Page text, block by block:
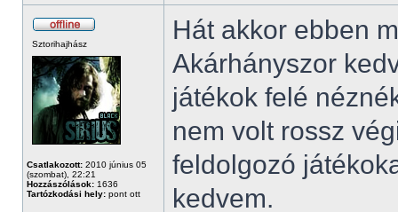
Sztorihajhász
Csatlakozott: 2010 június 05
(szombat), 22:21
Hozzászólások: 1636
Tartózkodási hely: pont ott
Hát akkor ebben
Akárhányszor
játékok felé
nem volt rossz
feldolgozó
kedvem.